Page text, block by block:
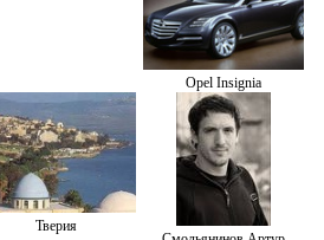
Opel Insignia
Тверия